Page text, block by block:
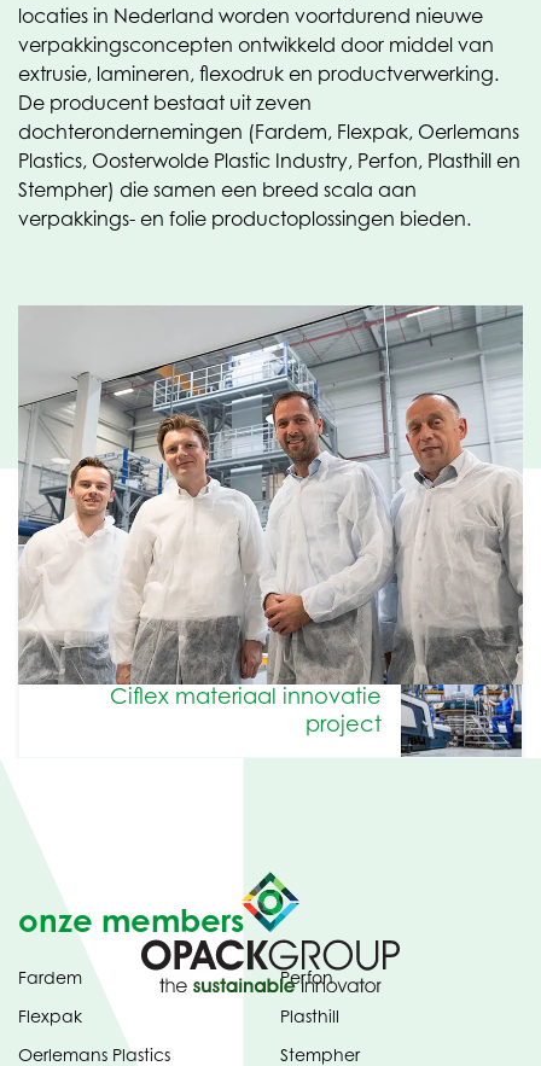
locaties in Nederland worden voortdurend nieuwe
verpakkingsconcepten ontwikkeld door middel van
extrusie, lamineren, flexodruk en productverwerking.
De producent bestaat uit zeven
dochterondernemingen (Fardem, Flexpak, Oerlemans
Plastics, Oosterwolde Plastic Industry, Perfon, Plasthill en
Stempher) die samen een breed scala aan
verpakkings- en folie productoplossingen bieden.
Terug naar nieuwsbericht
archief
Volgende artikel
Ciflex materiaal innovatie
project
onze members
Fardem
Flexpak
Oerlemans Plastics
Perfon
Plasthill
Stempher